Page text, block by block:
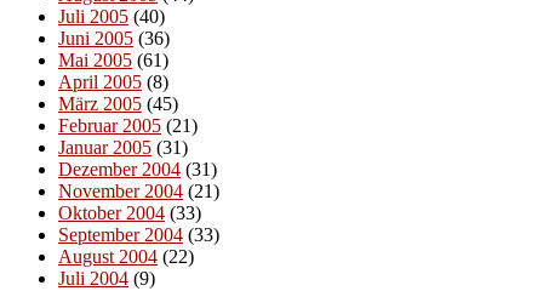
Juli 2005 (40)
Juni 2005 (36)
Mai 2005 (61)
April 2005 (8)
März 2005 (45)
Februar 2005 (21)
Januar 2005 (31)
Dezember 2004 (31)
November 2004 (21)
Oktober 2004 (33)
September 2004 (33)
August 2004 (22)
Juli 2004 (9)